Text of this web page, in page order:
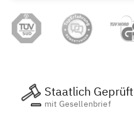
Staatlich Geprüft
mit Gesellenbrief